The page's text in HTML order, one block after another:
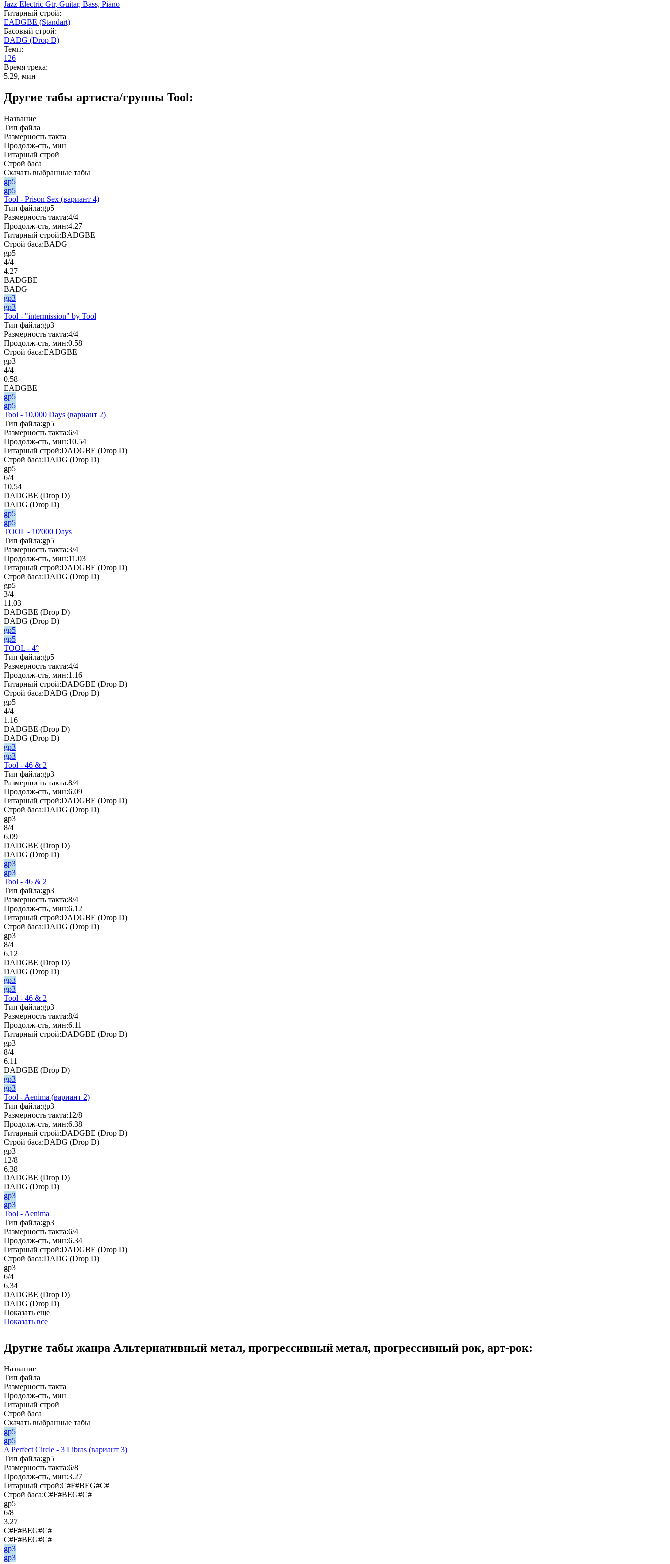
Jazz Electric Gtr, Guitar, Bass, Piano
Гитарный строй:
EADGBE (Standart)
Басовый строй:
DADG (Drop D)
Темп:
126
Время трека:
5.29, мин
Другие табы артиста/группы Tool:
Название
Тип файла
Размерность такта
Продолж-сть, мин
Гитарный строй
Строй баса
Скачать выбранные табы
gp5
gp5
Tool - Prison Sex (вариант 4)
Тип файла:gp5
Размерность такта:4/4
Продолж-сть, мин:4.27
Гитарный строй:BADGBE
Строй баса:BADG
gp5
4/4
4.27
BADGBE
BADG
gp3
gp3
Tool - "intermission" by Tool
Тип файла:gp3
Размерность такта:4/4
Продолж-сть, мин:0.58
Строй баса:EADGBE
gp3
4/4
0.58
EADGBE
gp5
gp5
Tool - 10,000 Days (вариант 2)
Тип файла:gp5
Размерность такта:6/4
Продолж-сть, мин:10.54
Гитарный строй:DADGBE (Drop D)
Строй баса:DADG (Drop D)
gp5
6/4
10.54
DADGBE (Drop D)
DADG (Drop D)
gp5
gp5
TOOL - 10'000 Days
Тип файла:gp5
Размерность такта:3/4
Продолж-сть, мин:11.03
Гитарный строй:DADGBE (Drop D)
Строй баса:DADG (Drop D)
gp5
3/4
11.03
DADGBE (Drop D)
DADG (Drop D)
gp5
gp5
TOOL - 4°
Тип файла:gp5
Размерность такта:4/4
Продолж-сть, мин:1.16
Гитарный строй:DADGBE (Drop D)
Строй баса:DADG (Drop D)
gp5
4/4
1.16
DADGBE (Drop D)
DADG (Drop D)
gp3
gp3
Tool - 46 & 2
Тип файла:gp3
Размерность такта:8/4
Продолж-сть, мин:6.09
Гитарный строй:DADGBE (Drop D)
Строй баса:DADG (Drop D)
gp3
8/4
6.09
DADGBE (Drop D)
DADG (Drop D)
gp3
gp3
Tool - 46 & 2
Тип файла:gp3
Размерность такта:8/4
Продолж-сть, мин:6.12
Гитарный строй:DADGBE (Drop D)
Строй баса:DADG (Drop D)
gp3
8/4
6.12
DADGBE (Drop D)
DADG (Drop D)
gp3
gp3
Tool - 46 & 2
Тип файла:gp3
Размерность такта:8/4
Продолж-сть, мин:6.11
Гитарный строй:DADGBE (Drop D)
gp3
8/4
6.11
DADGBE (Drop D)
gp3
gp3
Tool - Aenima (вариант 2)
Тип файла:gp3
Размерность такта:12/8
Продолж-сть, мин:6.38
Гитарный строй:DADGBE (Drop D)
Строй баса:DADG (Drop D)
gp3
12/8
6.38
DADGBE (Drop D)
DADG (Drop D)
gp3
gp3
Tool - Aenima
Тип файла:gp3
Размерность такта:6/4
Продолж-сть, мин:6.34
Гитарный строй:DADGBE (Drop D)
Строй баса:DADG (Drop D)
gp3
6/4
6.34
DADGBE (Drop D)
DADG (Drop D)
Показать еще
Показать все
Другие табы жанра Альтернативный метал, прогрессивный метал, прогрессивный рок, арт-рок:
Название
Тип файла
Размерность такта
Продолж-сть, мин
Гитарный строй
Строй баса
Скачать выбранные табы
gp5
gp5
A Perfect Circle - 3 Libras (вариант 3)
Тип файла:gp5
Размерность такта:6/8
Продолж-сть, мин:3.27
Гитарный строй:C#F#BEG#C#
Строй баса:C#F#BEG#C#
gp5
6/8
3.27
C#F#BEG#C#
C#F#BEG#C#
gp3
gp3